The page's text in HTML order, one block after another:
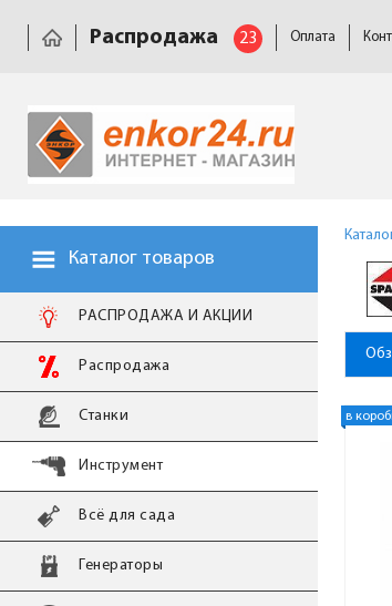
Распродажа 23 Оплата
Каталог товаров
РАСПРОДАЖА И АКЦИИ
Распродажа
Станки
Инструмент
Всё для сада
Генераторы
в